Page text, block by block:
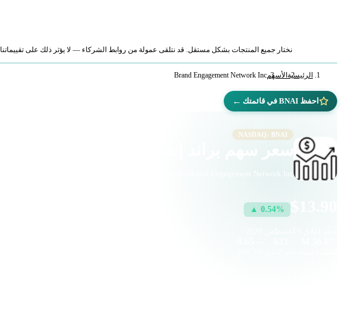
نختار جميع المنتجات بشكل مستقل. قد نتلقى عمولة من روابط الشركاء — لا يؤثر ذلك على تقييماتنا.
الرئيسية الأسهمBrand Engagement Network Inc
احفظ BNAI في قائمتك ←
NASDAQ: BNAI
Brand Engagement Network Inc · التكنولوجيا · ناسداك
▲ 0.54%